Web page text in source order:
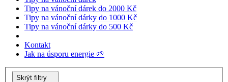
Tipy na vánoční dárek do 2000 Kč
Tipy na vánoční dárky do 1000 Kč
Tipy na vánoční dárky do 500 Kč
Kontakt
Jak na úsporu energie 🌱
Skrýt filtry